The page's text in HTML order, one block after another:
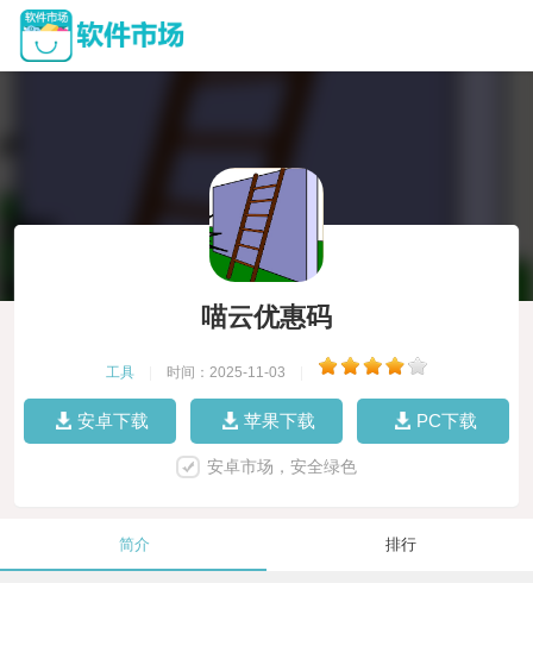
喵云优惠码
工具 时间：2025-11-03
安卓下载 苹果下载 PC下载
安卓市场，安全绿色
简介 排行